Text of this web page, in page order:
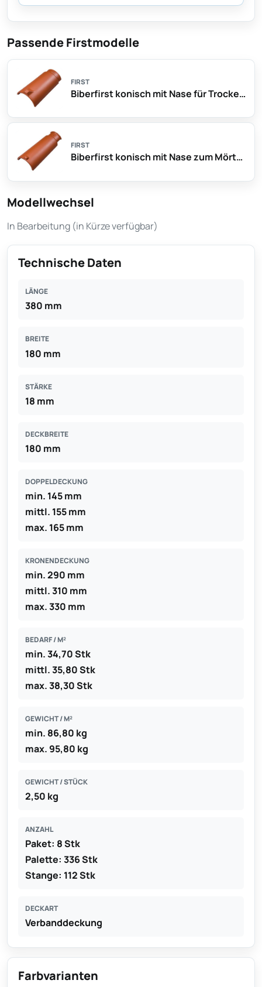
Technische Daten
LÄNGE
380 mm
BREITE
180 mm
STÄRKE
18 mm
DECKBREITE
180 mm
DOPPELDECKUNG
min. 145 mm
mittl. 155 mm
max. 165 mm
KRONENDECKUNG
min. 290 mm
mittl. 310 mm
max. 330 mm
BEDARF / M²
min. 34,70 Stk
mittl. 35,80 Stk
max. 38,30 Stk
GEWICHT / M²
min. 86,80 kg
max. 95,80 kg
GEWICHT / STÜCK
2,50 kg
ANZAHL
Paket: 8 Stk
Palette: 336 Stk
Stange: 112 Stk
DECKART
Verbanddeckung
Farbvarianten
Passende Firstmodelle
FIRST
Biberfirst konisch mit Nase für Trockenfirst
FIRST
Biberfirst konisch mit Nase zum Mörteln
Modellwechsel
In Bearbeitung (in Kürze verfügbar)